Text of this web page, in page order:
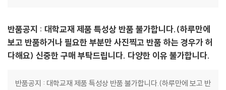
반품공지 : 대학교재 제품 특성상 반품 불가합니다.(하루만에
보고 반품하거나 필요한 부분만 사진찍고 반품 하는 경우가 허
다해요) 신중한 구매 부탁드립니다. 다양한 이유 불가합니다.
반품공지 : 대학교재 제품 특성상 반품 불가합니다.(하루만에 보고 반